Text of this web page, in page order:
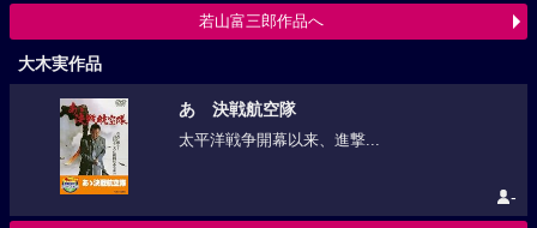
若山富三郎作品へ
大木実作品
あゝ決戦航空隊
太平洋戦争開幕以来、進撃...
-